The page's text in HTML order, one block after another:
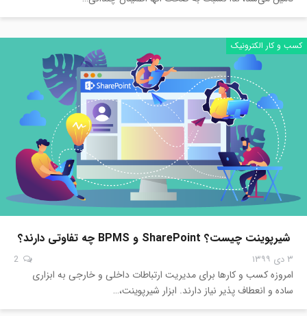
کسب و کار الکترونیک
شیرپوینت چیست؟ SharePoint و BPMS چه تفاوتی دارند؟
۳ دی ۱۳۹۹
امروزه کسب و کارها برای مدیریت ارتباطات داخلی و خارجی به ابزاری
ساده و انعطاف پذیر نیاز دارند. ابزار شیرپوینت،…